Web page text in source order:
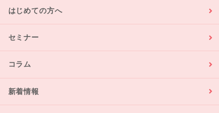
はじめての方へ
セミナー
コラム
新着情報